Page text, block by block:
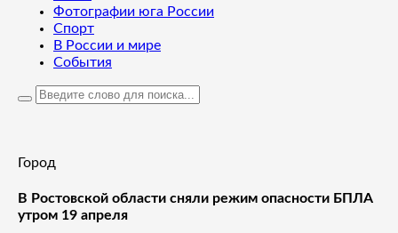
Фотографии юга России
Спорт
В России и мире
События
Город
В Ростовской области сняли режим опасности БПЛА
утром 19 апреля